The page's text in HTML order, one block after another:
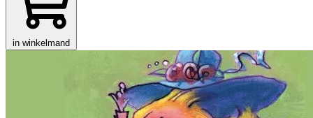
in winkelmand